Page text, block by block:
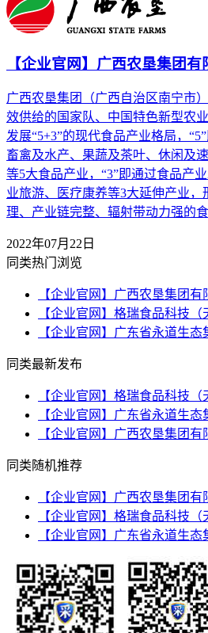
【企业官网】广西农垦集团有
广西农垦集团（广西自治区南宁市
效供给的国家队、中国特色新型农
发展“5+3”的现代食品产业格局，
畜禽及水产、果蔬及茶叶、休闲及
等5大食品产业，“3”即通过食品产
业旅游、医疗康养等3大延伸产业
理、产业链完整、辐射带动力强的
2022年07月22日
同类热门浏览
【企业官网】广西农垦集团有
【企业官网】格瑞食品科技（
【企业官网】广东省永道生态
同类最新发布
【企业官网】格瑞食品科技（
【企业官网】广东省永道生态
【企业官网】广西农垦集团有
同类随机推荐
【企业官网】广西农垦集团有
【企业官网】格瑞食品科技（
【企业官网】广东省永道生态